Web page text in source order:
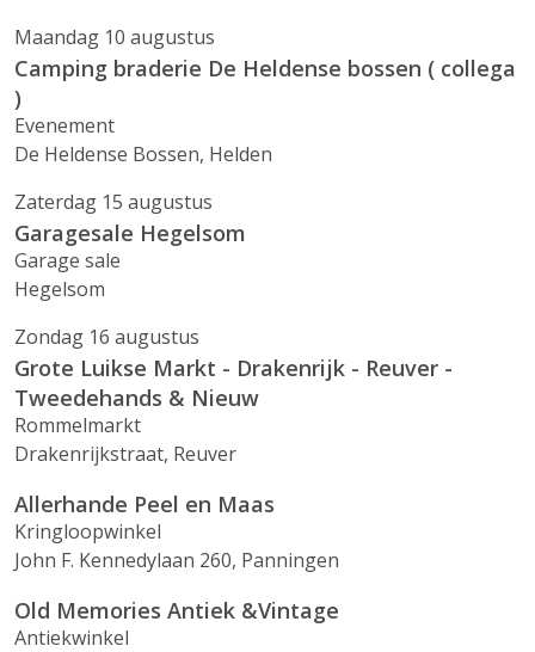
Maandag 10 augustus
Camping braderie De Heldense bossen ( collega
)
Evenement
De Heldense Bossen, Helden
Zaterdag 15 augustus
Garagesale Hegelsom
Garage sale
Hegelsom
Zondag 16 augustus
Grote Luikse Markt - Drakenrijk - Reuver -
Tweedehands & Nieuw
Rommelmarkt
Drakenrijkstraat, Reuver
Allerhande Peel en Maas
Kringloopwinkel
John F. Kennedylaan 260, Panningen
Old Memories Antiek &Vintage
Antiekwinkel